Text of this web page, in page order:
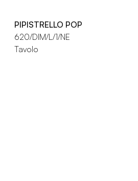
PIPISTRELLO POP
620/DIM/L/1/NE
Tavolo